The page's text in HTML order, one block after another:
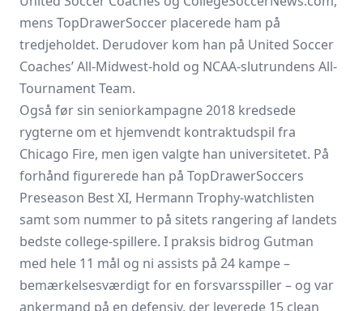
mens TopDrawerSoccer placerede ham på
tredjeholdet. Derudover kom han på United Soccer
Coaches’ All-Midwest-hold og NCAA-slutrundens All-
Tournament Team.
Også før sin seniorkampagne 2018 kredsede
rygterne om et hjemvendt kontraktudspil fra
Chicago Fire, men igen valgte han universitetet. På
forhånd figurerede han på TopDrawerSoccers
Preseason Best XI, Hermann Trophy-watchlisten
samt som nummer to på sitets rangering af landets
bedste college-spillere. I praksis bidrog Gutman
med hele 11 mål og ni assists på 24 kampe –
bemærkelsesværdigt for en forsvarsspiller – og var
ankermand på en defensiv, der leverede 15 clean